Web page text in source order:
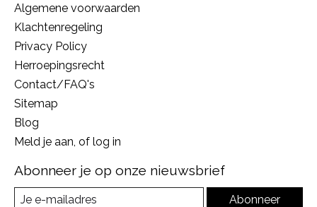
Algemene voorwaarden
Klachtenregeling
Privacy Policy
Herroepingsrecht
Contact/FAQ's
Sitemap
Blog
Meld je aan, of log in
Abonneer je op onze nieuwsbrief
Abonneer